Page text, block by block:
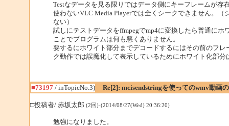
Testなデータを見る限りではデータ側にキーフレームが存
使わないVLC Media Playerでは全くシークできません。
ない）
試しにテストデータをffmpegでmp4に変換したら普通に
ことでプログラムは何も悪くありません。
要するにホワイト部分までデコードするにはその前のフ
ク動作では誤魔化して表示しているためにホワイト化部分
■73197/ inTopicNo.3) Re[2]: mcisendstringを使ってのwmv動画の
□投稿者/ 赤坂太郎 (2回)-(2014/08/27(Wed) 20:36:20)
勉強になりました。